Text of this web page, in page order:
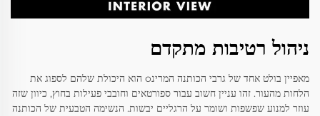
ניהול רטיבות מתקדם
מאפיין בולט אחד של גרבי הכותנה המרינo הוא היכולת שלהם לספוג את
הלחות מהעור. זהו עניין חשוב עבור ספורטאים וחובבי פעילות בחוץ, כיוון שזה
עוזר למנוע שפשפות ושומר על הרגליים יבשות. הנשימה הטבעית של הכותנה